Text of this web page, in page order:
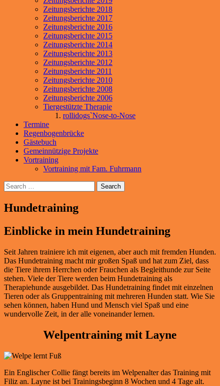
Zeitungsberichte 2018
Zeitungsberichte 2017
Zeitungsberichte 2016
Zeitungsberichte 2015
Zeitungsberichte 2014
Zeitungsberichte 2013
Zeitungsberichte 2012
Zeitungsberichte 2011
Zeitungsberichte 2010
Zeitungsberichte 2008
Zeitungsberichte 2006
Tiergestützte Therapie
rollidogs`Nose-to-Nose
Termine
Regenbogenbrücke
Gästebuch
Gemeinnützige Projekte
Vortraining
Vortraining mit Fam. Fuhrmann
Search
Hundetraining
Einblicke in mein Hundetraining
Seit Jahren trainiere ich mit eigenen, aber auch mit fremden Hunden.
Das Hundetraining macht mir großen Spaß und hat zum Ziel, dass
die Tiere ihrem Herrchen oder Frauchen als Begleithunde zur Seite
stehen. Viele der Tiere werden beim Hundetraining als
Therapiehunde ausgebildet. Das Hundetraining findet mit einzelnen
Tieren oder als Gruppentraining mit mehreren Hunden statt. Wie Sie
sehen können, haben Hund und Mensch viel Spaß und eine
wundervolle Zeit, in der alle voneinander lernen.
Welpentraining mit Layne
Ein Englischer Collie fängt bereits im Welpenalter das Training mit
Filiz an. Layne ist bei Trainingsbeginn 8 Wochen und 4 Tage alt.